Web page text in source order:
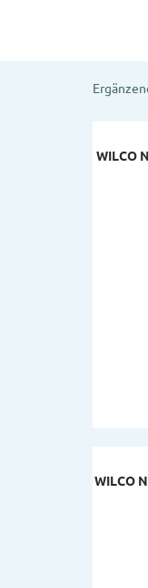
WILCO
WILCO